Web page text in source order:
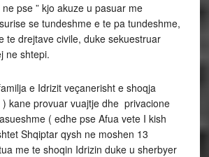
pse ” kjo akuze u pasuar me
se tundeshme e te pa tundeshme,
te drejtave civile, duke sekuestruar
ne shtepi.
e Idrizit veçanerisht e shoqja
) kane provuar vuajtje dhe privacione
( edhe pse Afua vete I kish
Shqiptar qysh ne moshen 13
me te shoqin Idrizin duke u sherbyer